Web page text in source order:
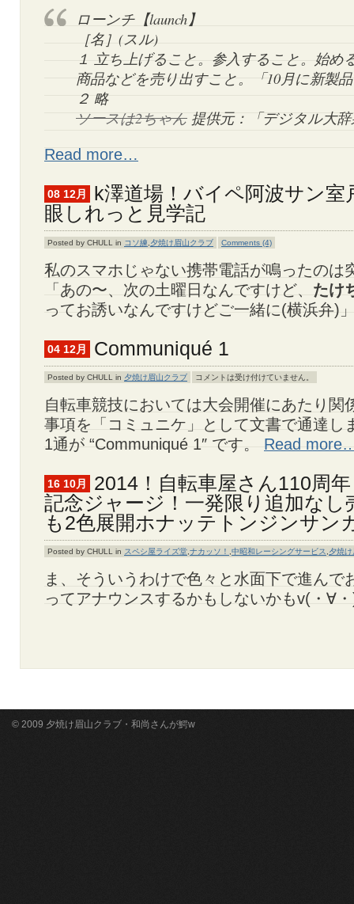
ローンチ【launch】
［名］(スル)
１ 立ち上げること。参入すること。始め
商品などを売り出すこと。「10月に新製
２ 略
ソースは2ちゃん 提供元：「デジタル大
Read more…
08 12月
k澤道場！バイペ阿波サン室
眼しれっと見学記
Posted by CHULL in コソ練 夕焼け眉山クラブ Comments (4)
私のスマホじゃない携帯電話が鳴ったのは
「あの〜、次の土曜日なんですけど、 たけ
ってお誘いなんですけどご一緒に(横浜弁)
04 12月 Communiqué 1
Posted by CHULL in 夕焼け眉山クラブ コメントは受け付けていません。
自転車競技においては大会開催にあたり関
事項を「コミュニケ」として文書で通達し
1通が “Communiqué 1″ です。 Read
16 10月
2014！自転車屋さん110周
記念ジャージ！一発限り追加なし
も2色展開ホナッテトンジンサン
Posted by CHULL in スペシ屋ライズ堂 ナカッソ！ 中昭和レーシングサービス 夕焼
ま、そういうわけで色々と水面下で進んで
ってアナウンスするかもしないかもv(・∀
© 2009 夕焼け眉山クラブ・和尚さんが鰐w